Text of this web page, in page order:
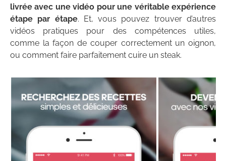
livrée avec une vidéo pour une véritable expérience
étape par étape. Et, vous pouvez trouver d’autres
vidéos pratiques pour des compétences utiles,
comme la façon de couper correctement un oignon,
ou comment faire parfaitement cuire un steak.